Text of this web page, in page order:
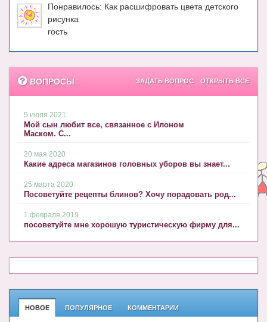
НОВОСТИ ЛОПОТУНА
Сотрудничество. Авторам
Понравилось: Как расшифровать цвета детского
рисунка
гость
ВОПРОСЫ ОТКРЫТЬ ВСЕ
ЗАДАТЬ ВОПРОС
5 июля 2021
Мой сын любит все, связанное с Илоном
Маском. С...
20 мая 2020
Какие адреса магазинов головных уборов вы знает...
25 марта 2020
Посоветуйте рецепты блинов? Хочу порадовать род...
1 февраля 2019
посоветуйте мне хорошую туристическую фирму для...
НОВОЕ ПОПУЛЯРНОЕ КОММЕНТАРИИ